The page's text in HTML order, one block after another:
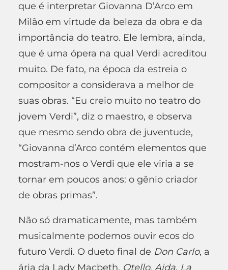
que é interpretar Giovanna D’Arco em
Milão em virtude da beleza da obra e da
importância do teatro. Ele lembra, ainda,
que é uma ópera na qual Verdi acreditou
muito. De fato, na época da estreia o
compositor a considerava a melhor de
suas obras. “Eu creio muito no teatro do
jovem Verdi”, diz o maestro, e observa
que mesmo sendo obra de juventude,
“Giovanna d’Arco contém elementos que
mostram-nos o Verdi que ele viria a se
tornar em poucos anos: o gênio criador
de obras primas”.
Não só dramaticamente, mas também
musicalmente podemos ouvir ecos do
futuro Verdi. O dueto final de Don Carlo, a
ária da Lady Macbeth, Otello, Aida, La